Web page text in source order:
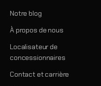
Notre blog
À propos de nous
Localisateur de
concessionnaires
Contact et carrière